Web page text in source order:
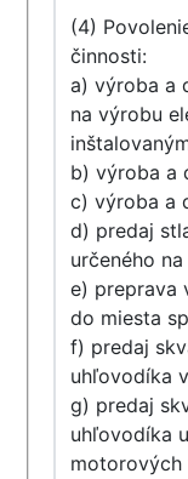
(4)
činnosti:
a) výroba a
na výrobu
b) výroba a
c) výroba a
d) predaj
určeného
e) preprava
do miesta
f) predaj
uhľovodíka
g) predaj
uhľovodíka
motorových